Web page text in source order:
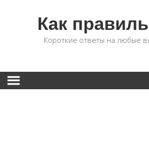
Как
Короткие ответы на любые